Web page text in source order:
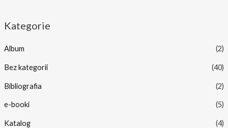
Kategorie
Album (2)
Bez kategorii (40)
Bibliografia (2)
e-booki (5)
Katalog (4)